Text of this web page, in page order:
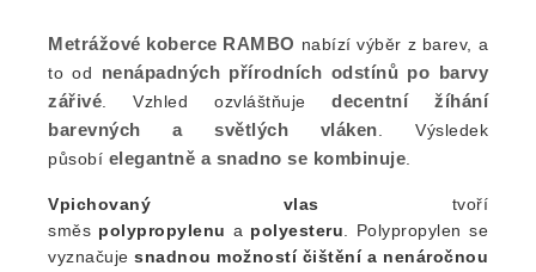
Metrážové koberce RAMBO nabízí výběr z barev, a
to od nenápadných přírodních odstínů po barvy
zářivé. Vzhled ozvláštňujedecentní žíhání
barevných a světlých vláken. Výsledek
působí elegantně a snadno se kombinuje.
Vpichovaný vlas
tvoří
směs polypropylenu a polyesteru. Polypropylen se
vyznačujesnadnou možností čištění a nenáročnou